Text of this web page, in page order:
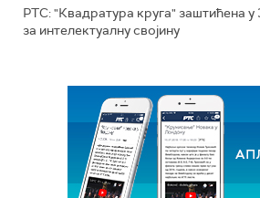
РТС: "Квадратура круга" заштићена у
за интелектуалну својину